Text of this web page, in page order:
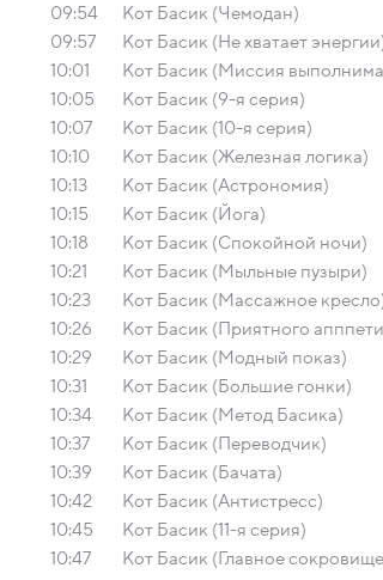
09:54
Кот Басик (Чемодан)
09:57
Кот Басик (Не хватает
10:01
Кот Басик (Миссия
10:05
Кот Басик (9-я серия)
10:07
Кот Басик (10-я серия)
10:10
Кот Басик (Железная логика)
10:13
Кот Басик (Астрономия)
10:15
Кот Басик (Йога)
10:18
Кот Басик (Спокойной ночи)
10:21
Кот Басик (Мыльные пузыри)
10:23
Кот Басик (Массажное
10:26
Кот Басик (Приятного
10:29
Кот Басик (Модный показ)
10:31
Кот Басик (Большие гонки)
10:34
Кот Басик (Метод Басика)
10:37
Кот Басик (Переводчик)
10:39
Кот Басик (Бачата)
10:42
Кот Басик (Антистресс)
10:45
Кот Басик (11-я серия)
10:47
Кот Басик (Главное